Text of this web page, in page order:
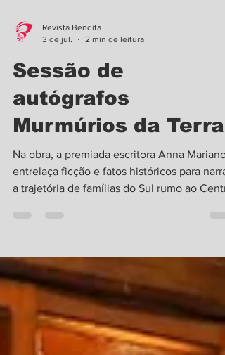
Revista Bendita
Sessão de
autógrafos
Na obra, a premiada escritora Anna Mariano
entrelaça ficção e fatos históricos para narrar
Anna Mariano lança seu mais recente livro
17 de julho na Capital gaúcha (Foto: Carin
Mandelli | Capa: Globo Livros) "Uma grande
história não precisa ser longa. Basta o tempo
de uma vida", afirma a autora de Murmúrios
da Terra, Anna Mariano. Ao longo da
metade do século XX, milhões de brasi